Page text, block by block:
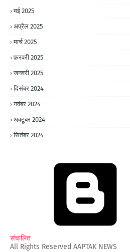
मई 2025
अप्रैल 2025
मार्च 2025
फ़रवरी 2025
जनवरी 2025
दिसंबर 2024
नवंबर 2024
अक्टूबर 2024
सितंबर 2024
संचालित
All Rights Reserved AAPTAK NEWS